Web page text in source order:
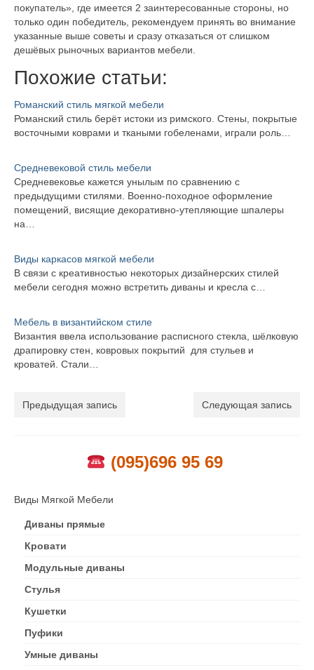
покупатель», где имеется 2 заинтересованные стороны, но
только один победитель, рекомендуем принять во внимание
указанные выше советы и сразу отказаться от слишком
дешёвых рыночных вариантов мебели.
Похожие статьи:
Романский стиль мягкой мебели
Романский стиль берёт истоки из римского. Стены, покрытые
восточными коврами и ткаными гобеленами, играли роль…
Средневековой стиль мебели
Средневековье кажется унылым по сравнению с
предыдущими стилями. Военно-походное оформление
помещений, висящие декоративно-утепляющие шпалеры
на…
Виды каркасов мягкой мебели
В связи с креативностью некоторых дизайнерских стилей
мебели сегодня можно встретить диваны и кресла с…
Мебель в византийском стиле
Византия ввела использование расписного стекла, шёлковую
драпировку стен, ковровых покрытий для стульев и
кроватей. Стали…
Предыдущая запись Следующая запись
(095)696 95 69
Виды Мягкой Мебели
Диваны прямые
Кровати
Модульные диваны
Стулья
Кушетки
Пуфики
Умные диваны